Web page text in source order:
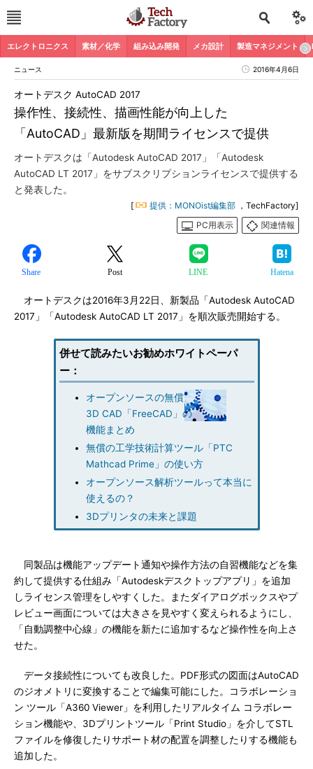
エレクトロニクス 素材／化学 組み込み開発 メカ設計 製造マネジメント
ニュース 2016年4月6日
操作性、接続性、描画性能が向上した
「AutoCAD」最新版を期間ライセンスで提供
オートデスク AutoCAD 2017
オートデスクは「Autodesk AutoCAD 2017」「Autodesk
AutoCAD LT 2017」をサブスクリプションライセンスで提供する
と発表した。
[ 提供：MONOist編集部 ，TechFactory]
PC用表示
関連情報
Share Post LINE Hatena
オートデスクは2016年3月22日、新製品「Autodesk AutoCAD
2017」「Autodesk AutoCAD LT 2017」を順次販売開始する。
併せて読みたいお勧めホワイトペーパ
ー：
オープンソースの無償
3D CAD「FreeCAD」の
機能まとめ
無償の工学技術計算ツール「PTC
Mathcad Prime」の使い方
オープンソース解析ツールって本当に
使えるの？
3Dプリンタの未来と課題
同製品は機能アップデート通知や操作方法の自習機能などを集
約して提供する仕組み「Autodeskデスクトップアプリ」を追加
しライセンス管理をしやすくした。またダイアログボックスやプ
レビュー画面については大きさを見やすく変えられるようにし、
「自動調整中心線」の機能を新たに追加するなど操作性を向上さ
せた。
データ接続性についても改良した。PDF形式の図面はAutoCAD
のジオメトリに変換することで編集可能にした。コラボレーショ
ン ツール「A360 Viewer」を利用したリアルタイム コラボレー
ション機能や、3Dプリントツール「Print Studio」を介してSTL
ファイルを修復したりサポート材の配置を調整したりする機能も
追加した。